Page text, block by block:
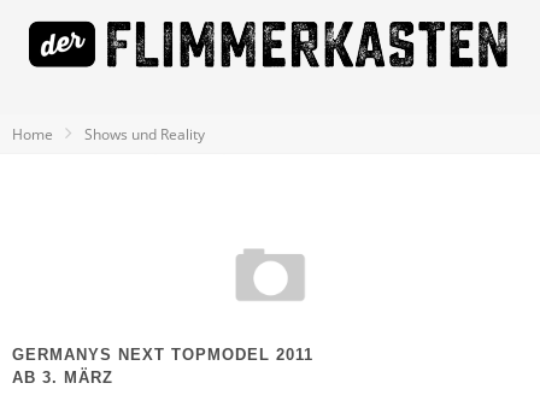
Home Shows und Reality
GERMANYS NEXT TOPMODEL 2011
AB 3. MÄRZ